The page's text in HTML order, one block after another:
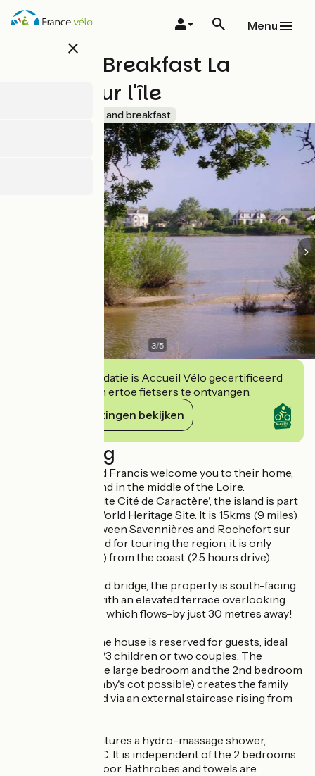
Overslaan
en
close
Menu
Bed and Breakfast La
Maison sur l'île
Bed and breakfast
3/5
Deze accommodatie is Accueil Vélo gecertificeerd
en verbindt zich ertoe fietsers te ontvangen.
Haar verplichtingen bekijken
Beschrijving
Owners Janne and Francis welcome you to their home,
located on an island in the middle of the Loire.
Designated a 'Petite Cité de Caractère', the island is part
of the UNESCO World Heritage Site. It is 15kms (9 miles)
from Angers, between Savennières and Rochefort sur
Loire. Ideally placed for touring the region, it is only
150Kms (90 miles) from the coast (2.5 hours drive).
Accessed by a road bridge, the property is south-facing
and sits on stilts with an elevated terrace overlooking
the majestic Loire which flows-by just 30 metres away!
The 1st Floor of the house is reserved for guests, ideal
for families with 2/3 children or two couples. The
combination of the large bedroom and the 2nd bedroom
with twin beds (baby's cot possible) creates the family
suite. It is accessed via an external staircase rising from
The bathroom features a hydro-massage shower,
washbasin and WC. It is independent of the 2 bedrooms
but on the same floor. Bathrobes and towels are